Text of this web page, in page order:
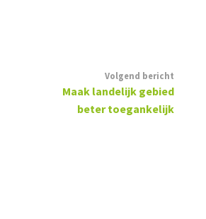
Volgend bericht
Maak landelijk gebied
beter toegankelijk